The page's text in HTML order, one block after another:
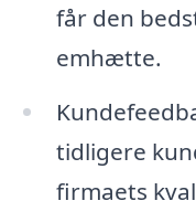
får den
emhætte.
tidligere
firmaets